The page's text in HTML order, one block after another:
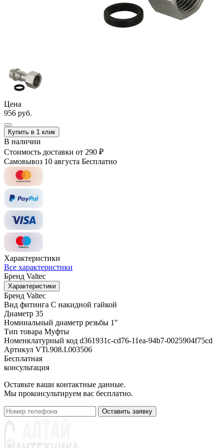
Цена
956 руб.
Купить в 1 клик
В наличии
Стоимость доставки от 290 ₽
Самовывоз 10 августа Бесплатно
Характеристики
Все характеристики
Бренд Valtec
Характеристики
Бренд Valtec
Вид фитинга С накидной гайкой
Диаметр 35
Номинальный диаметр резьбы 1"
Тип товара Муфты
Номенклатурный код d361931c-cd76-11ea-94b7-0025904f75cd
Артикул VTi.908.I.003506
Бесплатная
консультация
Оставьте ваши контактные данные.
Мы проконсультируем вас бесплатно.
Оставить заявку